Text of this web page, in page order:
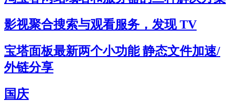
影视聚合搜索与观看服务，发现 TV
宝塔面板最新两个小功能 静态文件加速/
外链分享
国庆